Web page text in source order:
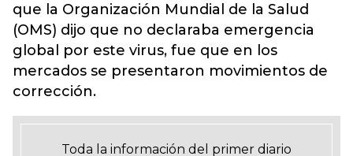
que la Organización Mundial de la Salud
(OMS) dijo que no declaraba emergencia
global por este virus, fue que en los
mercados se presentaron movimientos de
corrección.
Toda la información del primer diario